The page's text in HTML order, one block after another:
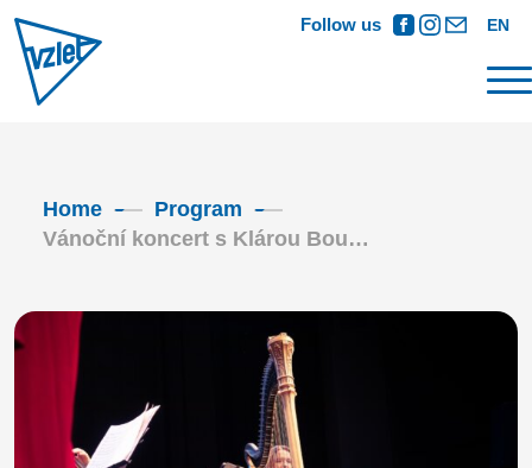
Follow us EN
Home
Program
Vánoční koncert s Klárou Bou…